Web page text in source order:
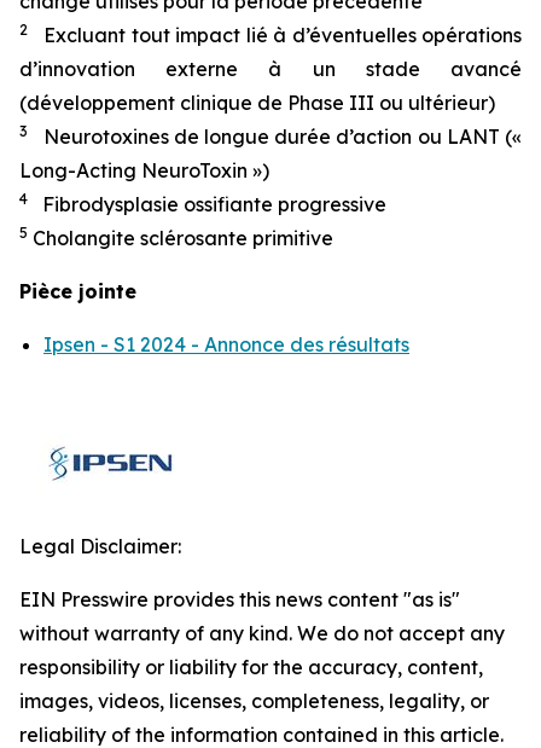
2
Excluant tout impact lié à d’éventuelles opérations
d’innovation externe à un stade avancé
(développement clinique de Phase III ou ultérieur)
3
Neurotoxines de longue durée d’action ou LANT («
Long-Acting NeuroToxin »)
4 Fibrodysplasie ossifiante progressive
5 Cholangite sclérosante primitive
Pièce jointe
Ipsen - S1 2024 - Annonce des résultats
Legal Disclaimer:
EIN Presswire provides this news content "as is"
without warranty of any kind. We do not accept any
responsibility or liability for the accuracy, content,
images, videos, licenses, completeness, legality, or
reliability of the information contained in this article.